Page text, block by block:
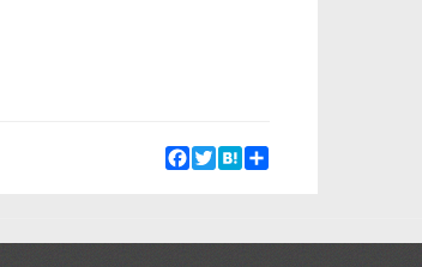
Facebook
Twitter
Hatena